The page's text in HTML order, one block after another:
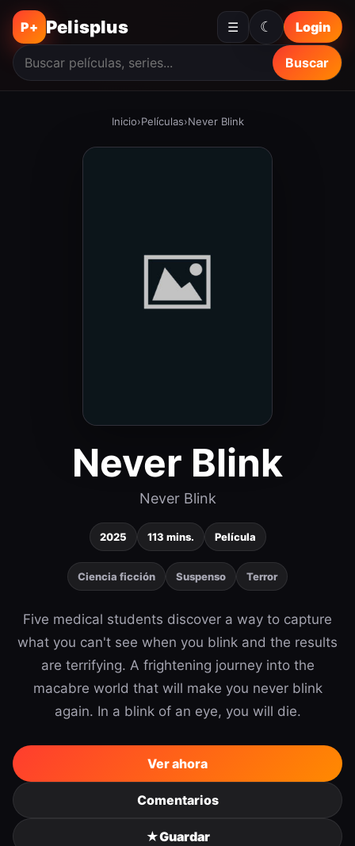
P+ Pelisplus ☰
Buscar
Login
☾
Inicio›Películas›Never Blink
Never Blink
Never Blink
2025 113 mins. Película
Ciencia ficción Suspenso Terror
Five medical students discover a way to capture
what you can't see when you blink and the results
are terrifying. A frightening journey into the
macabre world that will make you never blink
again. In a blink of an eye, you will die.
Ver ahora
Comentarios
★Guardar